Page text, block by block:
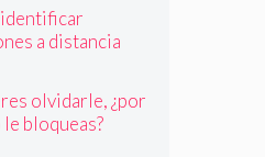
a distancia
olvidarle, ¿por
le bloqueas?